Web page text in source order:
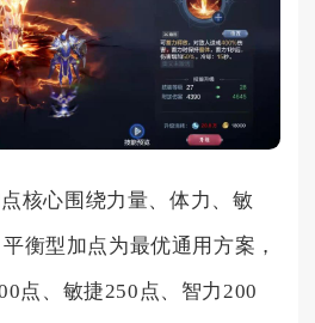
核心围绕力量、体力、敏
衡型加点为最优通用方案，
点、敏捷250点、智力200